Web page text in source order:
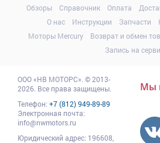
Обзоры Справочник Оплата
О нас
Инструкции Запчасти
Моторы Mercury
Возврат и обмен
Запись на
ООО«НВ МОТОРС» © 2013-
2026. Все права защищены.
Телефон: +7 (812) 949-89-89
Электронная почта:
info@nwmotors.ru
Юридический адрес: 196608
Мы